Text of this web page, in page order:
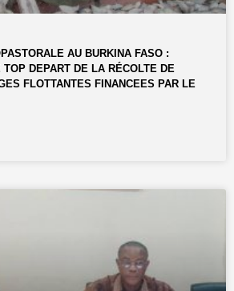
AU BURKINA FASO :
TOP DEPART DE LA RÉCOLTE DE
FLOTTANTES FINANCEES PAR LE